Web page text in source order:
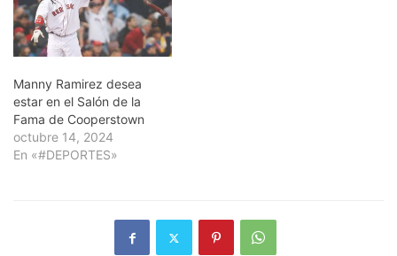
Manny Ramirez desea
estar en el Salón de la
Fama de Cooperstown
octubre 14, 2024
En «#DEPORTES»